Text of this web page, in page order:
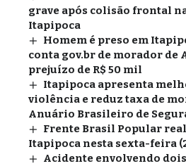
grave após colisão frontal na
Itapipoca
Homem é preso em
conta gov.br de morador de
prejuízo de R$ 50 mil
Itapipoca apresenta
violência e reduz taxa de
Anuário Brasileiro de
Frente Brasil Popular
Itapipoca nesta sexta-feira
Acidente envolvendo